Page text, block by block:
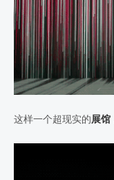
这样一个超现实的展馆